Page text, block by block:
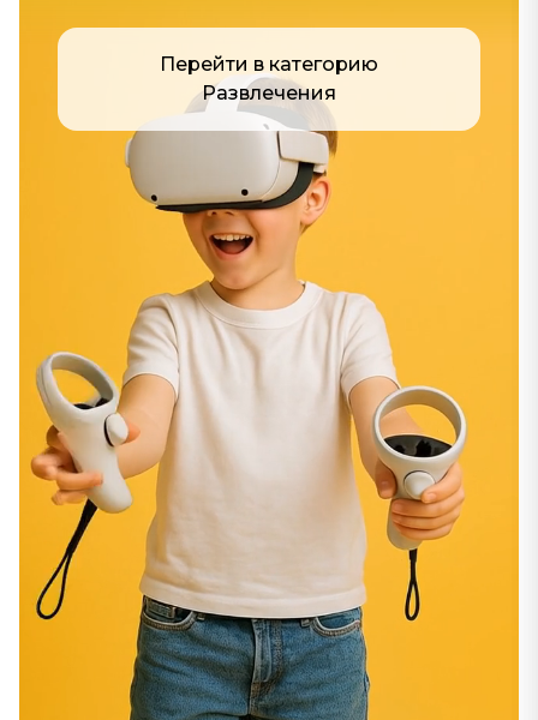
Перейти в категорию
Развлечения